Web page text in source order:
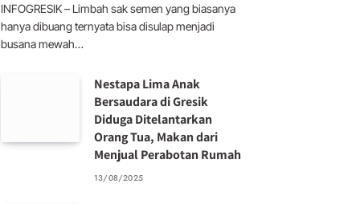
INFOGRESIK – Limbah sak semen yang biasanya
hanya dibuang ternyata bisa disulap menjadi
busana mewah…
Nestapa Lima Anak
Bersaudara di Gresik
Diduga Ditelantarkan
Orang Tua, Makan dari
Menjual Perabotan Rumah
13/08/2025